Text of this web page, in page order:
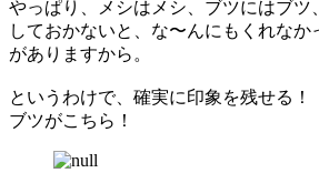
やっぱり、メシはメシ、ブツにはブツ
しておかないと、な〜んにもくれな
がありますから。
というわけで、確実に印象を残せる
ブツがこちら！